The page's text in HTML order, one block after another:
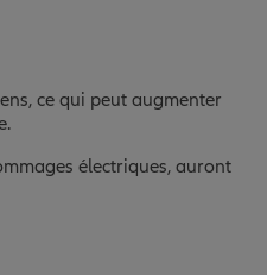
ce qui peut augmenter
électriques, auront